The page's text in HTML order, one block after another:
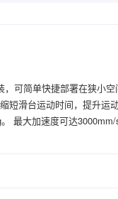
可简单快捷部署在狭小空
短滑台运动时间，提升运
最大加速度可达3000mm/